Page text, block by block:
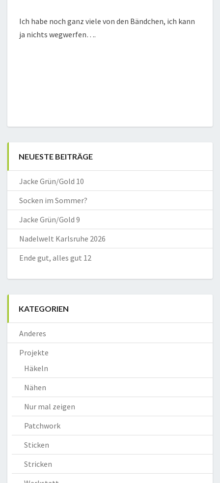
Ich habe noch ganz viele von den Bändchen, ich kann
ja nichts wegwerfen….
NEUESTE BEITRÄGE
Jacke Grün/Gold 10
Socken im Sommer?
Jacke Grün/Gold 9
Nadelwelt Karlsruhe 2026
Ende gut, alles gut 12
KATEGORIEN
Anderes
Projekte
Häkeln
Nähen
Nur mal zeigen
Patchwork
Sticken
Stricken